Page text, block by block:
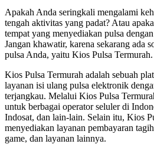
Apakah Anda seringkali mengalami
tengah aktivitas yang padat? Atau
tempat yang menyediakan pulsa
Jangan khawatir, karena sekarang ada
pulsa Anda, yaitu Kios Pulsa Termurah.
Kios Pulsa Termurah adalah sebuah
layanan isi ulang pulsa elektronik
terjangkau. Melalui Kios Pulsa
untuk berbagai operator seluler di
Indosat, dan lain-lain. Selain itu, Kios
menyediakan layanan pembayaran
game, dan layanan lainnya.